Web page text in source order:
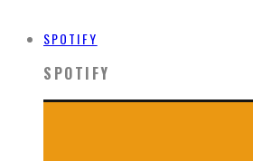
SPOTIFY
SPOTIFY